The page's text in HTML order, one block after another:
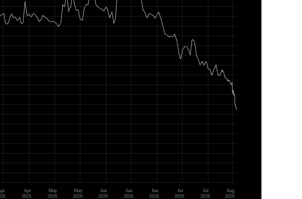
Apr
2026
May
2026
May
2026
Jun
2026
Jun
2026
Jun
2026
Jul
2026
Jul
2026
Aug
2026